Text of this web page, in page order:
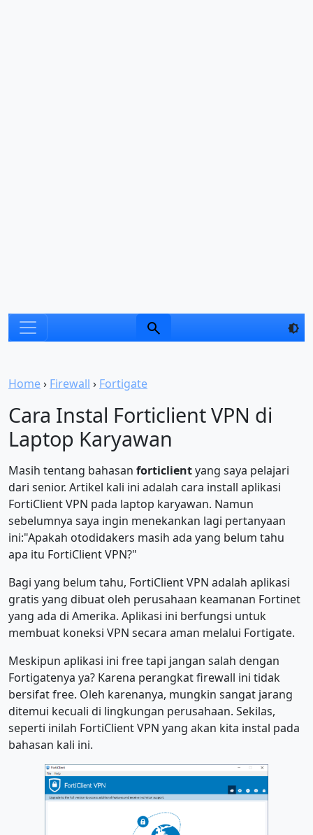
Home› Firewall › Fortigate
Cara Instal Forticlient VPN di
Laptop Karyawan
Masih tentang bahasan forticlientyang saya pelajari
dari senior. Artikel kali ini adalah cara install aplikasi
FortiClient VPN pada laptop karyawan. Namun
sebelumnya saya ingin menekankan lagi pertanyaan
ini:"Apakah otodidakers masih ada yang belum tahu
apa itu FortiClient VPN?"
Bagi yang belum tahu, FortiClient VPN adalah aplikasi
gratis yang dibuat oleh perusahaan keamanan Fortinet
yang ada di Amerika. Aplikasi ini berfungsi untuk
membuat koneksi VPN secara aman melalui Fortigate.
Meskipun aplikasi ini free tapi jangan salah dengan
Fortigatenya ya? Karena perangkat firewall ini tidak
bersifat free. Oleh karenanya, mungkin sangat jarang
ditemui kecuali di lingkungan perusahaan. Sekilas,
seperti inilah FortiClient VPN yang akan kita instal pada
bahasan kali ini.